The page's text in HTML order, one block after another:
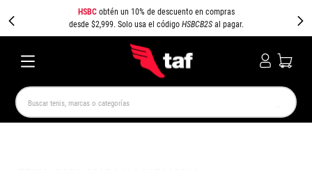
HSBCobtén un 10% de descuento en compras
desde $2,999. Solo usa el código HSBCB2Sal pagar.
Buscar tenis, marcas o categorías